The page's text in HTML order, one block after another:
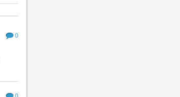
0